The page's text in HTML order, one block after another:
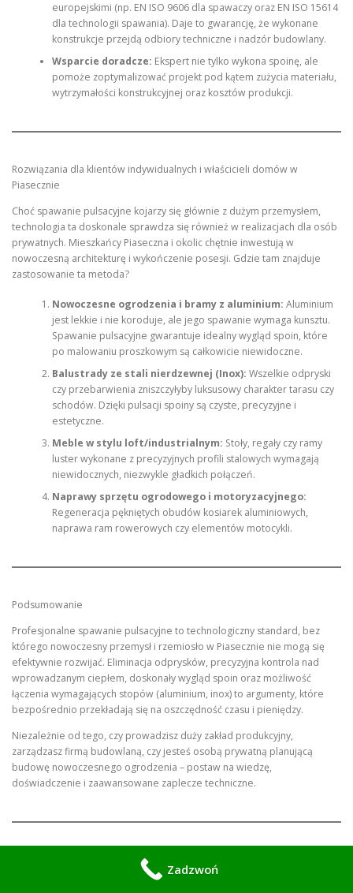
europejskimi (np. EN ISO 9606 dla spawaczy oraz EN ISO 15614
dla technologii spawania). Daje to gwarancję, że wykonane
konstrukcje przejdą odbiory techniczne i nadzór budowlany.
Wsparcie doradcze: Ekspert nie tylko wykona spoinę, ale
pomoże zoptymalizować projekt pod kątem zużycia materiału,
wytrzymałości konstrukcyjnej oraz kosztów produkcji.
Rozwiązania dla klientów indywidualnych i właścicieli domów w
Piasecznie
Choć spawanie pulsacyjne kojarzy się głównie z dużym przemysłem,
technologia ta doskonale sprawdza się również w realizacjach dla osób
prywatnych. Mieszkańcy Piaseczna i okolic chętnie inwestują w
nowoczesną architekturę i wykończenie posesji. Gdzie tam znajduje
zastosowanie ta metoda?
Nowoczesne ogrodzenia i bramy z aluminium: Aluminium
jest lekkie i nie koroduje, ale jego spawanie wymaga kunsztu.
Spawanie pulsacyjne gwarantuje idealny wygląd spoin, które
po malowaniu proszkowym są całkowicie niewidoczne.
Balustrady ze stali nierdzewnej (Inox): Wszelkie odpryski
czy przebarwienia zniszczyłyby luksusowy charakter tarasu czy
schodów. Dzięki pulsacji spoiny są czyste, precyzyjne i
estetyczne.
Meble w stylu loft/industrialnym: Stoły, regały czy ramy
luster wykonane z precyzyjnych profili stalowych wymagają
niewidocznych, niezwykle gładkich połączeń.
Naprawy sprzętu ogrodowego i motoryzacyjnego:
Regeneracja pękniętych obudów kosiarek aluminiowych,
naprawa ram rowerowych czy elementów motocykli.
Podsumowanie
Profesjonalne spawanie pulsacyjne to technologiczny standard, bez
którego nowoczesny przemysł i rzemiosło w Piasecznie nie mogą się
efektywnie rozwijać. Eliminacja odprysków, precyzyjna kontrola nad
wprowadzanym ciepłem, doskonały wygląd spoin oraz możliwość
łączenia wymagających stopów (aluminium, inox) to argumenty, które
bezpośrednio przekładają się na oszczędność czasu i pieniędzy.
Niezależnie od tego, czy prowadzisz duży zakład produkcyjny,
zarządzasz firmą budowlaną, czy jesteś osobą prywatną planującą
budowę nowoczesnego ogrodzenia – postaw na wiedzę,
doświadczenie i zaawansowane zaplecze techniczne.
Chcesz dowiedzieć się, jak technologia spawania pulsacyjnego może
usprawnić Twój proces produkcyjny lub zapewnić najwyższą trwałość
Zadzwoń